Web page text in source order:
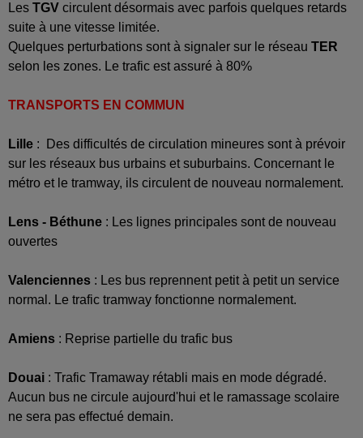
Les TGV circulent désormais avec parfois quelques retards
suite à une vitesse limitée.
Quelques perturbations sont à signaler sur le réseau TER
selon les zones. Le trafic est assuré à 80%
TRANSPORTS EN COMMUN
Lille :
Des difficultés de circulation mineures sont à prévoir
sur les réseaux bus urbains et suburbains. Concernant le
métro et le tramway, ils circulent de nouveau normalement.
Lens - Béthune : Les lignes principales sont de nouveau
ouvertes
Valenciennes : Les bus reprennent petit à petit un service
normal. Le trafic tramway fonctionne normalement.
Amiens : Reprise partielle du trafic bus
Douai : Trafic Tramaway rétabli mais en mode dégradé.
Aucun bus ne circule aujourd'hui et le ramassage scolaire
ne sera pas effectué demain.